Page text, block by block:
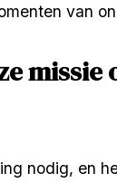
van
missie
nodig, en